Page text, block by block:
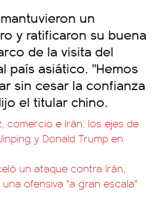
un
y ratificaron su buena
de la visita del
país asiático. "Hemos
sin cesar la confianza
el titular chino.
comercio e Irán: los ejes de
y Donald Trump en
un ataque contra Irán,
ofensiva "a gran escala"